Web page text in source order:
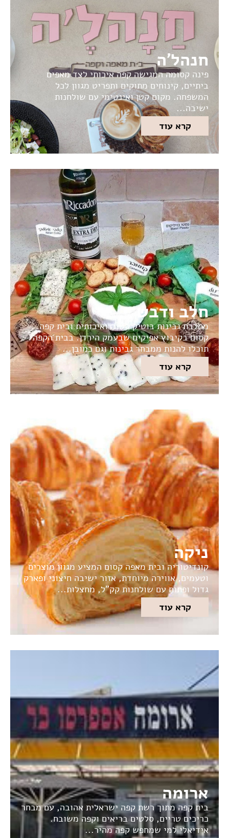
חנהל'ה
פינה קסומה המגישה קפה איכותי לצד מאפים
ביתיים, קינוחים מתוקים ותפריט מגוון לכל
המשפחה. מקום קטן ואינטימי עם שולחנות
ישיבה...
קרא עוד
חלב ודבש
מחלבת גבינות בוטיק קטנה ואיכותית ובית קפה
קסום בקיבוץ אפיקים שבעמק הירדן. בבית הקפה
תוכלו להנות ממבחר גבינות וגם כמובן...
קרא עוד
ניקה
קונדיטוריה ובית מאפה קסום המציע מגוון מוצרים
וטעמים, אווירה מיוחדת, אזור ישיבה חיצוני ופארק
גדול ופתוח עם שולחנות קק"ל, מחצלות...
קרא עוד
ארומה
בית קפה מתוך רשת קפה ישראלית אהובה, עם מבחר
כריכים טריים, סלטים בריאים וקפה משובח.
אידיאלי למי שמחפש קפה מהיר...